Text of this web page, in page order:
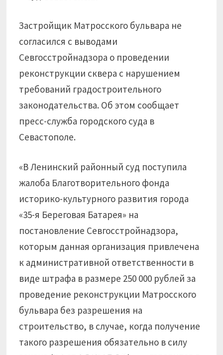
Застройщик Матросского бульвара не
согласился с выводами
Севгосстройнадзора о проведении
реконструкции сквера с нарушением
требований градостроительного
законодательства. Об этом сообщает
пресс-служба городского суда в
Севастополе.
«В Ленинский районный суд поступила
жалоба Благотворительного фонда
историко-культурного развития города
«35-я Береговая Батарея» на
постановление Севгосстройнадзора,
которым данная организация привлечена
к административной ответственности в
виде штрафа в размере 250 000 рублей за
проведение реконструкции Матросского
бульвара без разрешения на
строительство, в случае, когда получение
такого разрешения обязательно в силу